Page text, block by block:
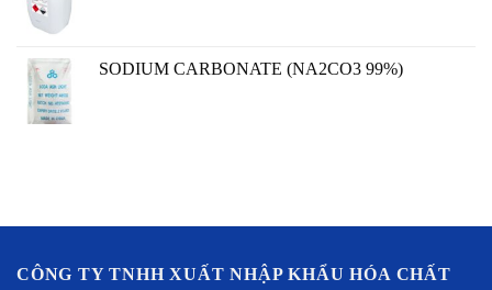
SODIUM CARBONATE (NA2CO3 99%)
CÔNG TY TNHH XUẤT NHẬP KHẨU HÓA CHẤT